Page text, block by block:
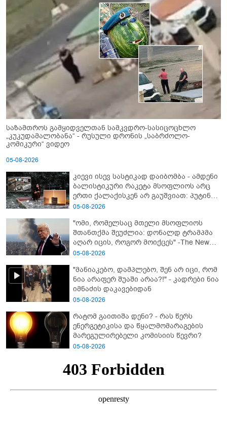
საზამთროს გამყიდველთან სამკვდრო-სასიცოცხლო
„კუკუდამალობანა“ - რუსული დრონის „საბრძოლო-
კომიკური“ ვიდეო
05-08-2026
კიევი ისევ სასტიკად დაიბომბა - ამდენი
ბალისტიკური რაკეტა მსოფლიოს არც
ერთი ქალაქისკენ არ გაუშვიათ: პუტინის
ახალი ანტირეკორდი
05-08-2026
"ომი, რომელსაც მთელი მსოფლიოს
შთანთქმა შეუძლია: დონალდ ტრამპმა
აღარ იცის, როგორ მოიქცეს" -The New
York Times
05-08-2026
"მანიაკებო, დამპლებო, შენ არ იცი, რომ
ნია არაფერ შუაში არაა?!" - კადრები ნია
იმნაძის დაკავებიდან
05-08-2026
რატომ გაითიშა დენი? - რას წერს
ენერგეტიკისა და წყალმომარაგების
მარეგულირებელი კომისიის წევრი?
05-08-2026